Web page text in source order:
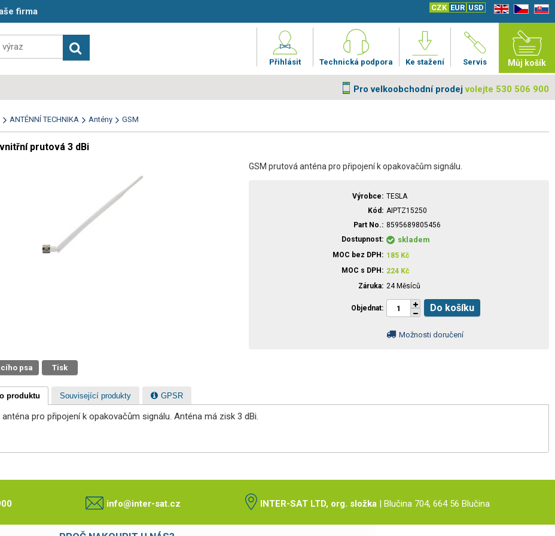
firma EN CZ SK
CZK EUR USD
Můj košík
Servis
Ke stažení
Technická podpora
Přihlásit
Pro velkoobchodní prodejvolejte 530 506 900
ANTÉNNÍ TECHNIKA Antény GSM
prutová 3 dBi
GSM prutová anténa pro připojení k opakovačům signálu.
Výrobce
TESLA
Kód
AIPTZ15250
Part No.
8595689805456
Dostupnost
skladem
MOC bez DPH 185 Kč
MOC s DPH
224 Kč
Záruka 24 Měsíců
Objednat Do košíku
Možnosti doručení
psa Tisk
produktu Související produkty GPSR
anténa pro připojení k opakovačům signálu. Anténa má zisk 3 dBi.
info@inter-sat.cz INTER-SAT LTD, org. složka | Blučina 704, 664 56 Blučina